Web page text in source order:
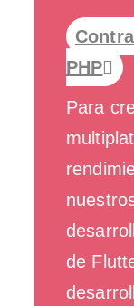
PHP
Para
de